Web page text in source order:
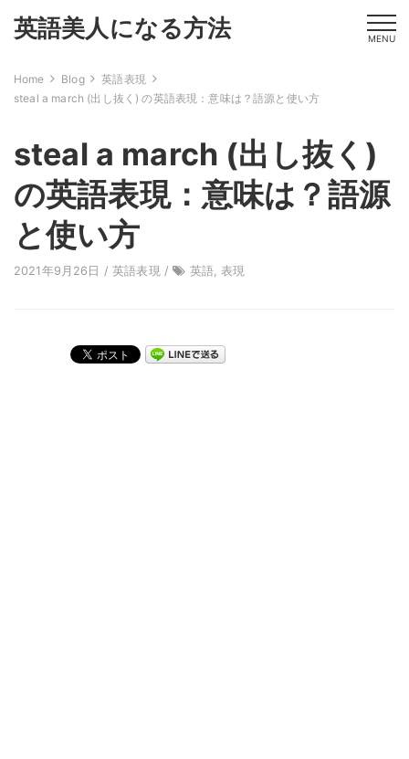
英語美人になる方法 MENU
Home Blog
英語表現
steal a march (出し抜く) の英語表現：意味は？語源と使い方
steal a march (出し抜く)
の英語表現：意味は？語源
と使い方
2021年9月26日 /英語表現 / 英語,表現